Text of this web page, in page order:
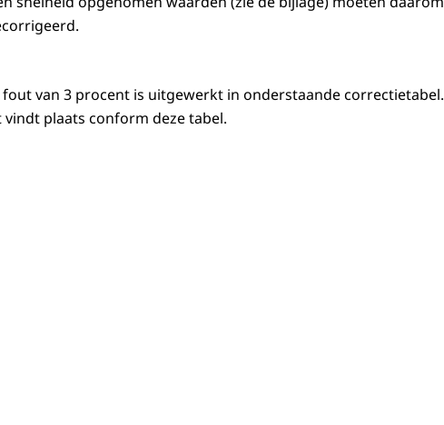
van 3 procent is uitgewerkt in onderstaande correctietabel.
plaats conform deze tabel.